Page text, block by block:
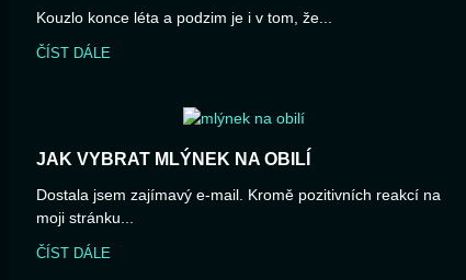
Kouzlo konce léta a podzim je i v tom, že...
ČÍST DÁLE
JAK VYBRAT MLÝNEK NA OBILÍ
Dostala jsem zajímavý e-mail. Kromě pozitivních reakcí na
moji stránku...
ČÍST DÁLE